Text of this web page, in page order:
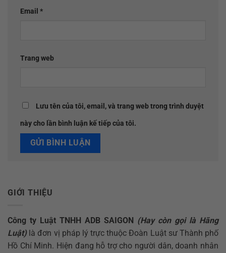
Email *
Trang web
Lưu tên của tôi, email, và trang web trong trình duyệt
này cho lần bình luận kế tiếp của tôi.
GIỚI THIỆU
Công ty Luật TNHH ADB SAIGON (Hay còn gọi là Hãng
Luật) là đơn vị pháp lý trực thuộc Đoàn Luật sư Thành phố
Hồ Chí Minh. Hiện đang hỗ trợ cho người dân, doanh nhân